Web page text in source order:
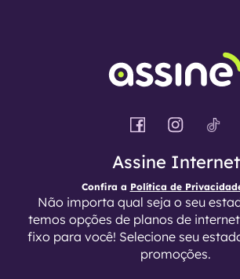
Assine Internet
Confira a Política de
Não importa qual seja o seu
temos opções de planos de
fixo para você! Selecione seu
promoções.